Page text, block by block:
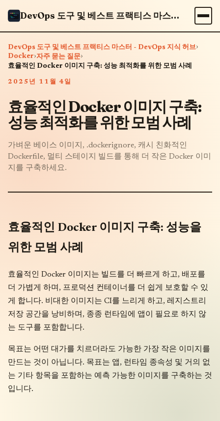
DevOps 도구 및 베스트 프랙티스 마스터 - DevOps 지식 허브
DevOps 도구 및 베스트 프랙티스 마스터 - DevOps 지식 허브›
Docker›자주 묻는 질문›
효율적인 Docker 이미지 구축: 성능 최적화를 위한 모범 사례
2025년 11월 4일
효율적인 Docker 이미지 구축:
성능 최적화를 위한 모범 사례
가벼운 베이스 이미지, .dockerignore, 캐시 친화적인
Dockerfile, 멀티 스테이지 빌드를 통해 더 작은 Docker 이미
지를 구축하세요.
효율적인 Docker 이미지 구축: 성능을
위한 모범 사례
효율적인 Docker 이미지는 빌드를 더 빠르게 하고, 배포를
더 가볍게 하며, 프로덕션 컨테이너를 더 쉽게 보호할 수 있
게 합니다. 비대한 이미지는 CI를 느리게 하고, 레지스트리
저장 공간을 낭비하며, 종종 런타임에 앱이 필요로 하지 않
는 도구를 포함합니다.
목표는 어떤 대가를 치르더라도 가능한 가장 작은 이미지를
만드는 것이 아닙니다. 목표는 앱, 런타임 종속성 및 거의 없
는 기타 항목을 포함하는 예측 가능한 이미지를 구축하는 것
입니다.